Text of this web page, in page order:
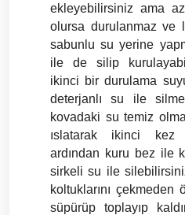
ekleyebilirsiniz ama
olursa durulanmaz ve
sabunlu su yerine
ile de silip
ikinci bir durulama
deterjanlı su ile
kovadaki su temiz
ıslatarak ikinci kez
ardından kuru bez ile
sirkeli su ile
koltuklarını çekmeden
süpürüp toplayıp